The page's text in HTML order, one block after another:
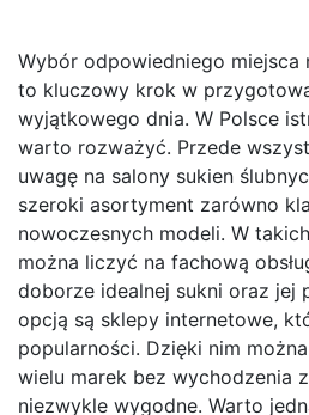
Wybór odpowiedniego miejsca
to kluczowy krok w
wyjątkowego dnia. W Polsce
warto rozważyć. Przede
uwagę na salony sukien
szeroki asortyment zarówno
nowoczesnych modeli. W
można liczyć na fachową
doborze idealnej sukni oraz jej
opcją są sklepy internetowe,
popularności. Dzięki nim
wielu marek bez wychodzenia
niezwykle wygodne. Warto